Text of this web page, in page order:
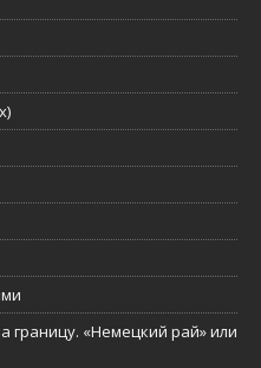
границу. «Немецкий рай» или